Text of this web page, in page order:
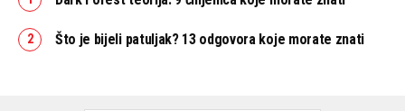
Što je bijeli patuljak? 13 odgovora koje morate znati